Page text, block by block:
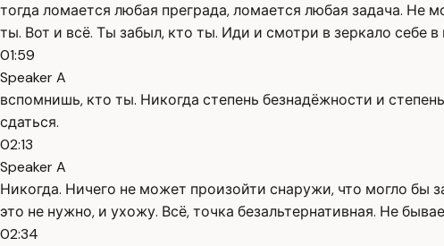
тогда ломается любая преграда, ломается любая задача. Не
ты. Вот и всё. Ты забыл, кто ты. Иди и смотри в зеркало себе в
01:59
Speaker A
вспомнишь, кто ты. Никогда степень безнадёжности и
сдаться.
02:13
Speaker A
Никогда. Ничего не может произойти снаружи, что могло бы
это не нужно, и ухожу. Всё, точка безальтернативная. Не
02:34